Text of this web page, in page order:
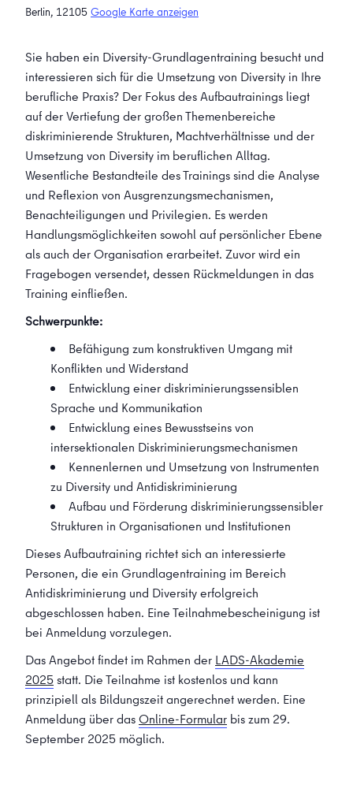
Berlin, 12105 Google Karte anzeigen
Sie haben ein Diversity-Grundlagentraining besucht und
interessieren sich für die Umsetzung von Diversity in Ihre
berufliche Praxis? Der Fokus des Aufbautrainings liegt
auf der Vertiefung der großen Themenbereiche
diskriminierende Strukturen, Machtverhältnisse und der
Umsetzung von Diversity im beruflichen Alltag.
Wesentliche Bestandteile des Trainings sind die Analyse
und Reflexion von Ausgrenzungsmechanismen,
Benachteiligungen und Privilegien. Es werden
Handlungsmöglichkeiten sowohl auf persönlicher Ebene
als auch der Organisation erarbeitet. Zuvor wird ein
Fragebogen versendet, dessen Rückmeldungen in das
Training einfließen.
Schwerpunkte:
Befähigung zum konstruktiven Umgang mit
Konflikten und Widerstand
Entwicklung einer diskriminierungssensiblen
Sprache und Kommunikation
Entwicklung eines Bewusstseins von
intersektionalen Diskriminierungsmechanismen
Kennenlernen und Umsetzung von Instrumenten
zu Diversity und Antidiskriminierung
Aufbau und Förderung diskriminierungssensibler
Strukturen in Organisationen und Institutionen
Dieses Aufbautraining richtet sich an interessierte
Personen, die ein Grundlagentraining im Bereich
Antidiskriminierung und Diversity erfolgreich
abgeschlossen haben. Eine Teilnahmebescheinigung ist
bei Anmeldung vorzulegen.
Das Angebot findet im Rahmen der LADS-Akademie
2025statt. Die Teilnahme ist kostenlos und kann
prinzipiell als Bildungszeit angerechnet werden. Eine
Anmeldung über dasOnline-Formular bis zum 29.
September 2025 möglich.